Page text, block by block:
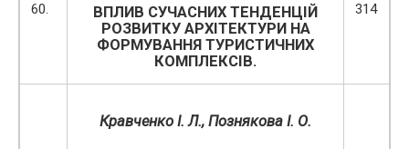
60.
ВПЛИВ СУЧАСНИХ ТЕНДЕНЦІЙ
РОЗВИТКУ АРХІТЕКТУРИ НА
ФОРМУВАННЯ ТУРИСТИЧНИХ
КОМПЛЕКСІВ.
314
Кравченко І. Л., Познякова І. О.